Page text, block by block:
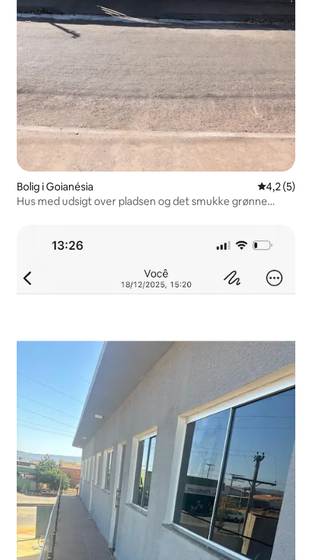
Bolig i Goianésia 4,2 ud af 5
4,2 (5)
Hus med udsigt over pladsen og det smukke grønne